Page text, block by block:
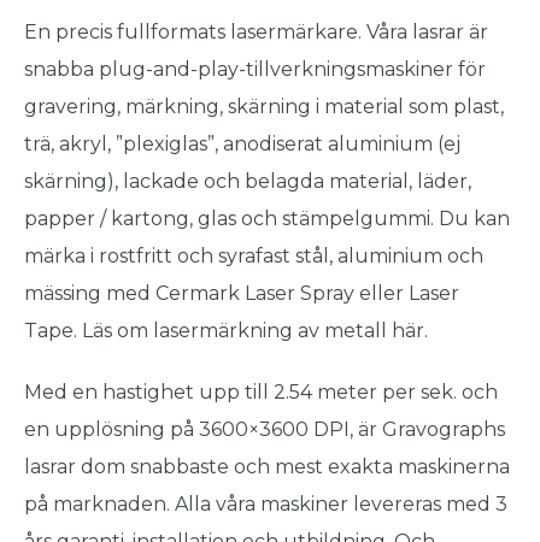
En precis fullformats lasermärkare. Våra lasrar är
snabba plug-and-play-tillverkningsmaskiner för
gravering, märkning, skärning i material som plast,
trä, akryl, ”plexiglas”, anodiserat aluminium (ej
skärning), lackade och belagda material, läder,
papper / kartong, glas och stämpelgummi. Du kan
märka i rostfritt och syrafast stål, aluminium och
mässing med Cermark Laser Spray eller Laser
Tape. Läs om lasermärkning av metall här.
Med en hastighet upp till 2.54 meter per sek. och
en upplösning på 3600×3600 DPI, är Gravographs
lasrar dom snabbaste och mest exakta maskinerna
på marknaden. Alla våra maskiner levereras med 3